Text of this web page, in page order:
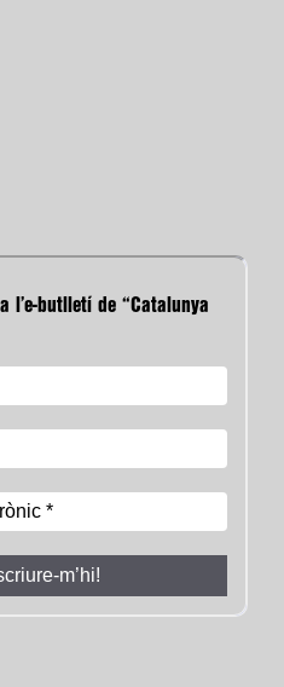
l’e-butlletí de “Catalunya